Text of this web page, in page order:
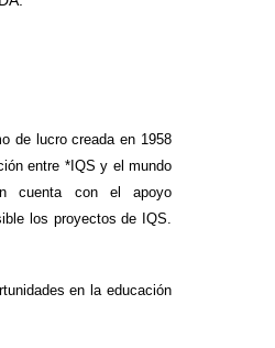
de lucro creada en 1958
entre *IQS y el mundo
cuenta con el apoyo
los proyectos de IQS.
en la educación